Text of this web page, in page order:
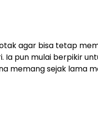
agar bisa tetap
Ia pun mulai berpikir
memang sejak lama